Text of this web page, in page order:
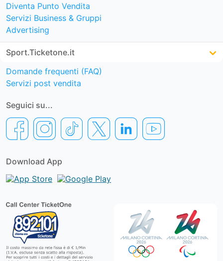
Diventa Punto Vendita
Servizi Business & Gruppi
Advertising
Sport.Ticketone.it
Domande frequenti (FAQ)
Servizi post vendita
Seguici su...
Download App